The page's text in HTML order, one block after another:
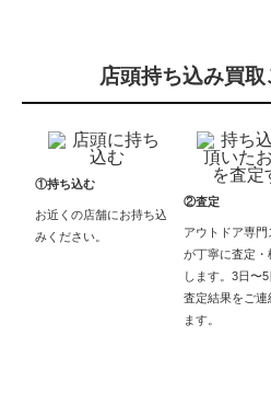
店頭持ち込み買
①持ち込む
お近くの店舗にお持ち込
みください。
②査定
アウトドア専門
が丁寧に査定・
します。3日〜
査定結果をご連
ます。